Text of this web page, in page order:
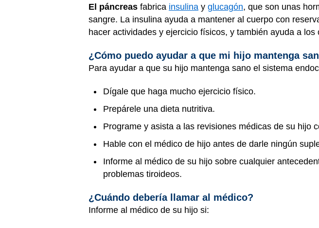
El páncreas fabrica insulina y glucagón, que son unas
sangre. La insulina ayuda a mantener al cuerpo con
hacer actividades y ejercicio físicos, y también ayuda a
¿Cómo puedo ayudar a que mi hijo mantenga
Para ayudar a que su hijo mantenga sano el sistema
Dígale que haga mucho ejercicio físico.
Prepárele una dieta nutritiva.
Programe y asista a las revisiones médicas de su hijo
Hable con el médico de hijo antes de darle ningún
Informe al médico de su hijo sobre cualquier
problemas tiroideos.
¿Cuándo debería llamar al médico?
Informe al médico de su hijo si: